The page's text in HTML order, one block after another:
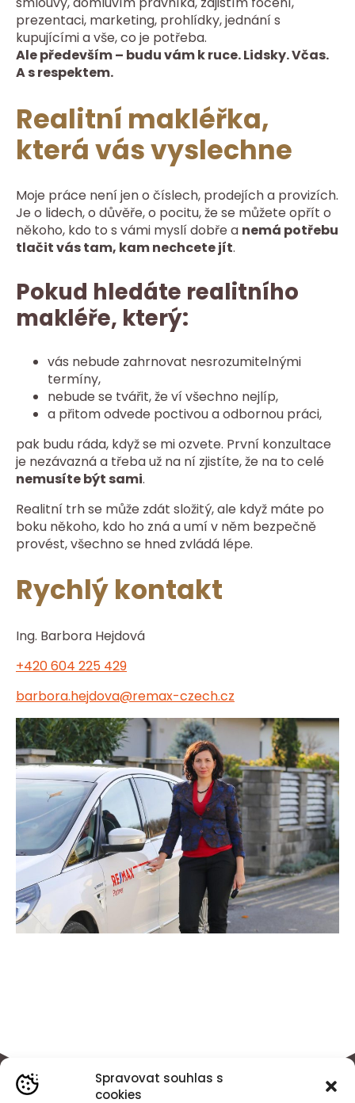
Spravovat souhlas s
cookies
prezentaci, marketing, prohlídky, jednání s
kupujícími a vše, co je potřeba.
Ale především – budu vám k ruce. Lidsky. Včas.
A s respektem.
Realitní makléřka,
která vás vyslechne
Moje práce není jen o číslech, prodejích a provizích.
Je o lidech, o důvěře, o pocitu, že se můžete opřít o
někoho, kdo to s vámi myslí dobře a nemá potřebu
tlačit vás tam, kam nechcete jít.
Pokud hledáte realitního
makléře, který:
vás nebude zahrnovat nesrozumitelnými
termíny,
nebude se tvářit, že ví všechno nejlíp,
a přitom odvede poctivou a odbornou práci,
pak budu ráda, když se mi ozvete. První konzultace
je nezávazná a třeba už na ní zjistíte, že na to celé
nemusíte být sami.
Realitní trh se může zdát složitý, ale když máte po
boku někoho, kdo ho zná a umí v něm bezpečně
provést, všechno se hned zvládá lépe.
Rychlý kontakt
Ing. Barbora Hejdová
+420 604 225 429
barbora.hejdova@remax-czech.cz